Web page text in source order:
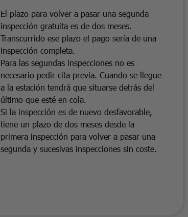
El plazo para volver a pasar una segunda
inspección gratuita es de dos meses.
Transcurrido ese plazo el pago sería de una
inspección completa.
Para las segundas inspecciones no es
necesario pedir cita previa. Cuando se llegue
a la estación tendrá que situarse detrás del
último que esté en cola.
Si la inspección es de nuevo desfavorable,
tiene un plazo de dos meses desde la
primera inspección para volver a pasar una
segunda y sucesivas inspecciones sin coste.